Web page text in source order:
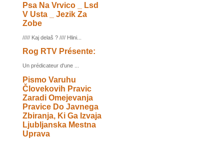
Psa Na Vrvico _ Lsd
V Usta _ Jezik Za
Zobe
///// Kaj delaš ? //// Hlini...
Rog RTV Présente:
Un prédicateur d'une ...
Pismo Varuhu
Človekovih Pravic
Zaradi Omejevanja
Pravice Do Javnega
Zbiranja, Ki Ga Izvaja
Ljubljanska Mestna
Uprava